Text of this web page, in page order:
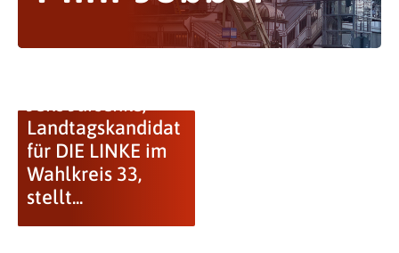
Landtagskandidat
für DIE LINKE im
Wahlkreis 33,
stellt...